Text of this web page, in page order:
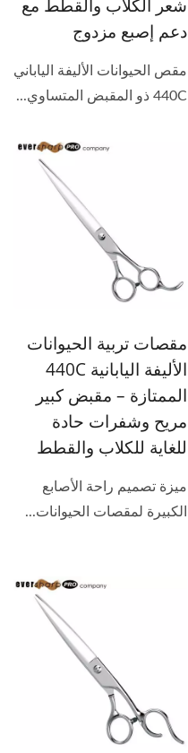
شعر الكلاب والقطط مع
دعم إصبع مزدوج
مقص الحيوانات الأليفة الياباني
440C ذو المقبض المتساوي...
مقصات تربية الحيوانات
الأليفة اليابانية 440C
الممتازة – مقبض كبير
مريح وشفرات حادة
للغاية للكلاب والقطط
ميزة تصميم راحة الأصابع
الكبيرة لمقصات الحيوانات...